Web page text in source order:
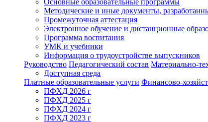
Основные образовательные программы
Методические и иные документы,
Промежуточная аттестация
Электронное обучение и дистанционные
Программа воспитания
УМК и учебники
Информация о трудоустройстве выпускников
Руководство Педагогический состав Материально-
Доступная среда
Платные образовательные услуги Финансово-
ПФХД 2026 г
ПФХД 2025 г
ПФХД 2024 г
ПФХД 2023 г